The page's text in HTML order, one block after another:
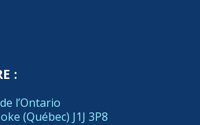
:
l’Ontario
(Québec) J1J 3P8